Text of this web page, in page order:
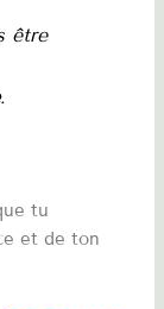
être
.
tu
et de ton